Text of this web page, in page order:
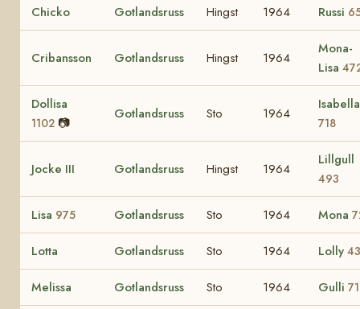
Chicko Gotlandsruss Hingst 1964 Russi
Cribansson Gotlandsruss Hingst 1964
Mona-
Lisa
Dollisa
1102 📷
Gotlandsruss Sto 1964
Isabella
718
Jocke III Gotlandsruss Hingst 1964
Lillgull
493
Lisa 975 Gotlandsruss Sto 1964 Mona
Lotta Gotlandsruss Sto 1964 Lolly
Melissa Gotlandsruss Sto 1964 Gulli